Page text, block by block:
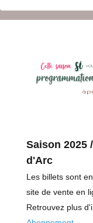
Saison 2025
d'Arc
Les billets sont
site de vente en
Retrouvez plus